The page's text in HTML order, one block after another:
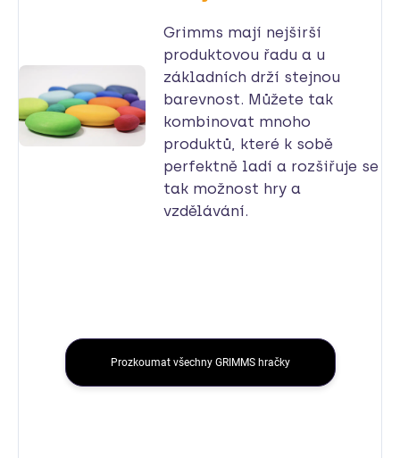
Grimms mají nejširší
produktovou řadu a u
základních drží stejnou
barevnost. Můžete tak
kombinovat mnoho
produktů, které k sobě
perfektně ladí a rozšiřuje se
tak možnost hry a
vzdělávání.
Prozkoumat všechny GRIMMS hračky